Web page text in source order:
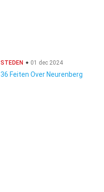
STEDEN 01 dec 2024
36 Feiten Over Neurenberg